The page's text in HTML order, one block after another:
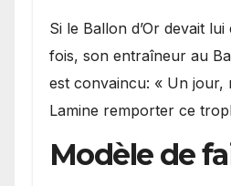
Si le Ballon d’Or devait
fois, son entraîneur au
est convaincu: « Un jour,
Lamine remporter ce
Modèle de